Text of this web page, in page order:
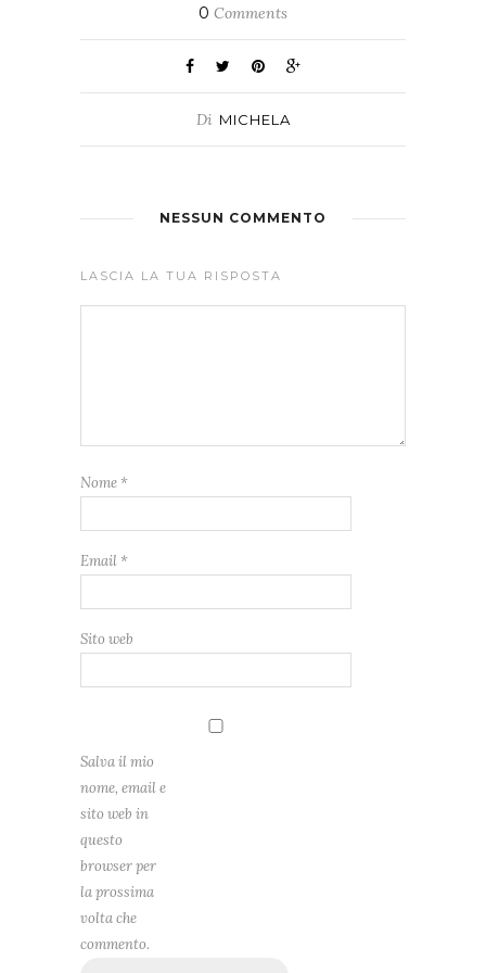
0 Comments
Di MICHELA
NESSUN COMMENTO
LASCIA LA TUA RISPOSTA
Nome *
Email *
Sito web
Salva il mio
nome, email e
sito web in
questo
browser per
la prossima
volta che
commento.